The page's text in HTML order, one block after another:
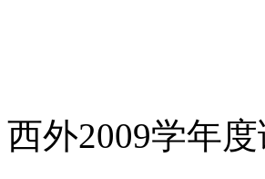
西外2009学年度